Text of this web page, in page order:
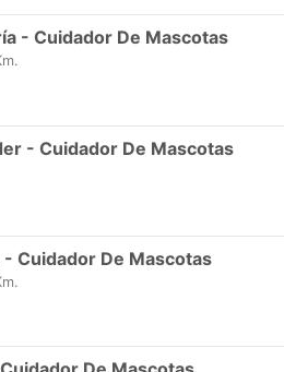
- Cuidador De Mascotas
- Cuidador De Mascotas
- Cuidador De Mascotas